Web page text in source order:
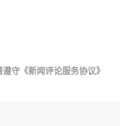
遵守 《新闻评论服务协议》